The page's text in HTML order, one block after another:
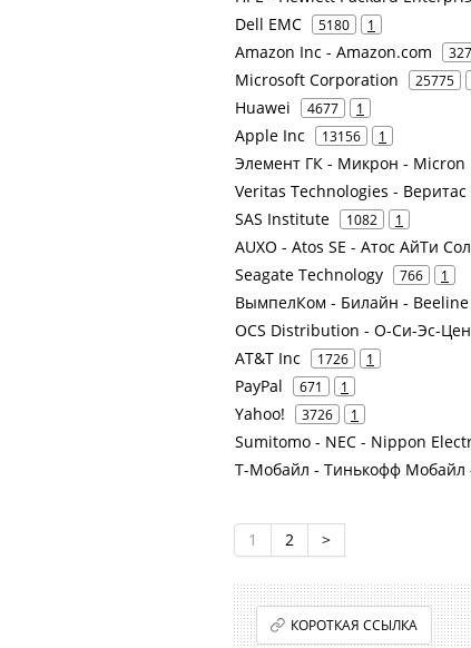
Dell EMC 5180 1
Amazon Inc - Amazon.com
Microsoft Corporation 25775
Huawei 4677 1
Apple Inc 13156 1
Элемент ГК - Микрон - Micron
Veritas Technologies -
SAS Institute 1082 1
AUXO - Atos SE - Атос АйТи
Seagate Technology 766 1
ВымпелКом - Билайн -
OCS Distribution - О-Си-Эс-
AT&T Inc 1726 1
PayPal 671 1
Yahoo! 3726 1
Sumitomo - NEC - Nippon
Т-Мобайл - Тинькофф Мобайл
1 2 >
КОРОТКАЯ ССЫЛКА